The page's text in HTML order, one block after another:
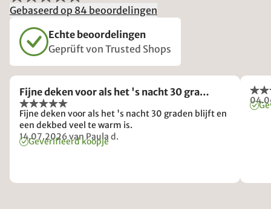
Gebaseerd op 84 beoordelingen
Echte beoordelingen
Geprüft von Trusted Shops
Fijne deken voor als het 's nacht 30 gra…
Fijne deken voor als het 's nacht 30 graden blijft en
een dekbed veel te warm is.
14.07.2026van Paula d.
Geverifieerd koopje